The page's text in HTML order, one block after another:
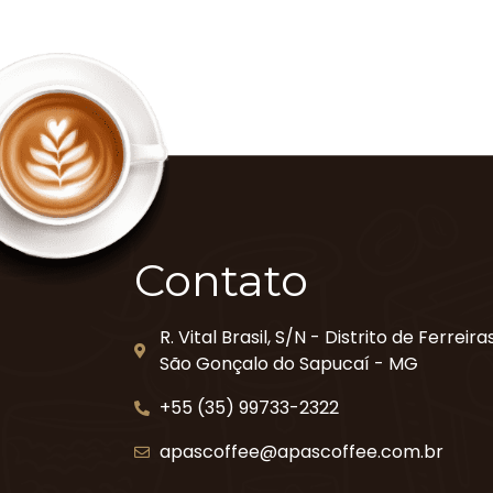
Contato
R. Vital Brasil, S/N - Distrito de
São Gonçalo do Sapucaí - MG
+55 (35) 99733-2322
apascoffee@apascoffee.com.br